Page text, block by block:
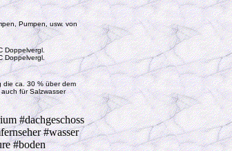
Pumpen, usw. von
Doppelvergl.
Doppelvergl.
die ca. 30 % über dem
für Salzwasser
#dachgeschoss
#wasser
#boden